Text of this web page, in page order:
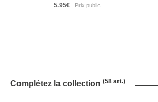
5.95€
Complétez la collection (58 art.)